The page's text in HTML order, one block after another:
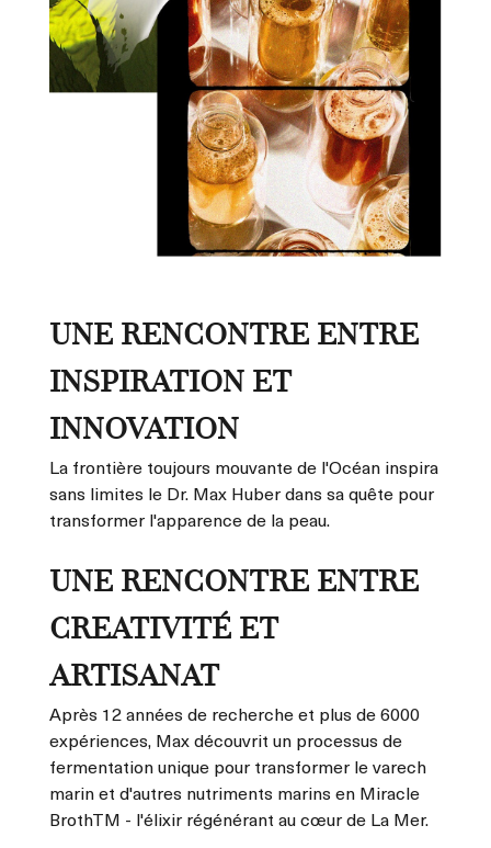
UNE RENCONTRE ENTRE
INSPIRATION ET
INNOVATION
La frontière toujours mouvante de l'Océan inspira
sans limites le Dr. Max Huber dans sa quête pour
transformer l'apparence de la peau.
UNE RENCONTRE ENTRE
CREATIVITÉ ET
ARTISANAT
Après 12 années de recherche et plus de 6000
expériences, Max découvrit un processus de
fermentation unique pour transformer le varech
marin et d'autres nutriments marins en Miracle
BrothTM - l'élixir régénérant au cœur de La Mer.